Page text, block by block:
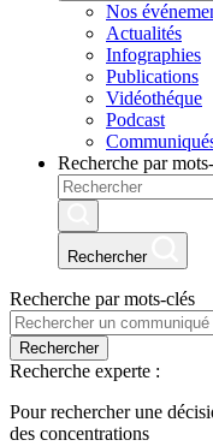
Nos
Actualités
Infographies
Publications
Vidéothéque
Podcast
Recherche par
Rechercher
Recherche par mots-clés
Rechercher
Recherche experte :
Pour rechercher une
des concentrations